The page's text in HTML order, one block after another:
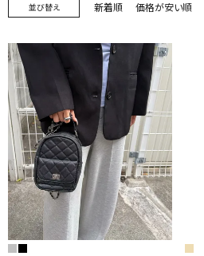
BRAND
SALE
OUTLET
RANKING
RE STOCK
COMING SOON
TOPICS
JOURNAL
並び替え 新着順 価格が安い順